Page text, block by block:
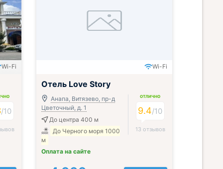
Wi-Fi
/10
Wi-Fi
Отель Love Story
Анапа, Витязево, пр-д
Цветочный, д. 1
До центра 400 м
До Черного моря 1000
м
Оплата на сайте
ОТЛИЧНО
9.4/10
13 отзывов